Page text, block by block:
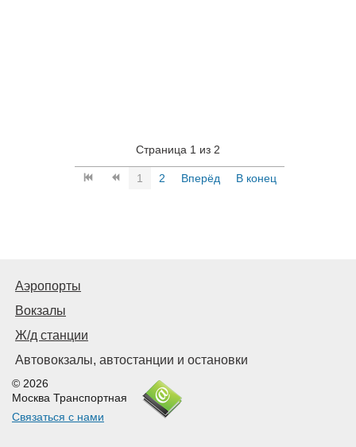
Страница 1 из 2
1 2 Вперёд В конец
Аэропорты
Вокзалы
Ж/д станции
Автовокзалы, автостанции и остановки
© 2026
Москва Транспортная
Связаться с нами